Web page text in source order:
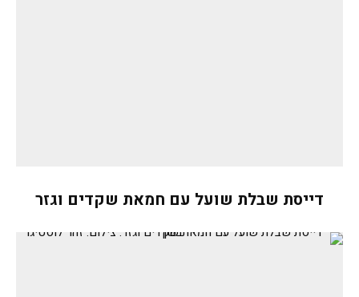
דייסת שבלת שועל עם חמאת שקדים וגזר